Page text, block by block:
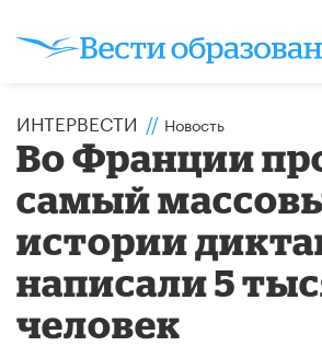
ИНТЕРВЕСТИ // Новость
Во Франции
самый
истории
написали 5
человек